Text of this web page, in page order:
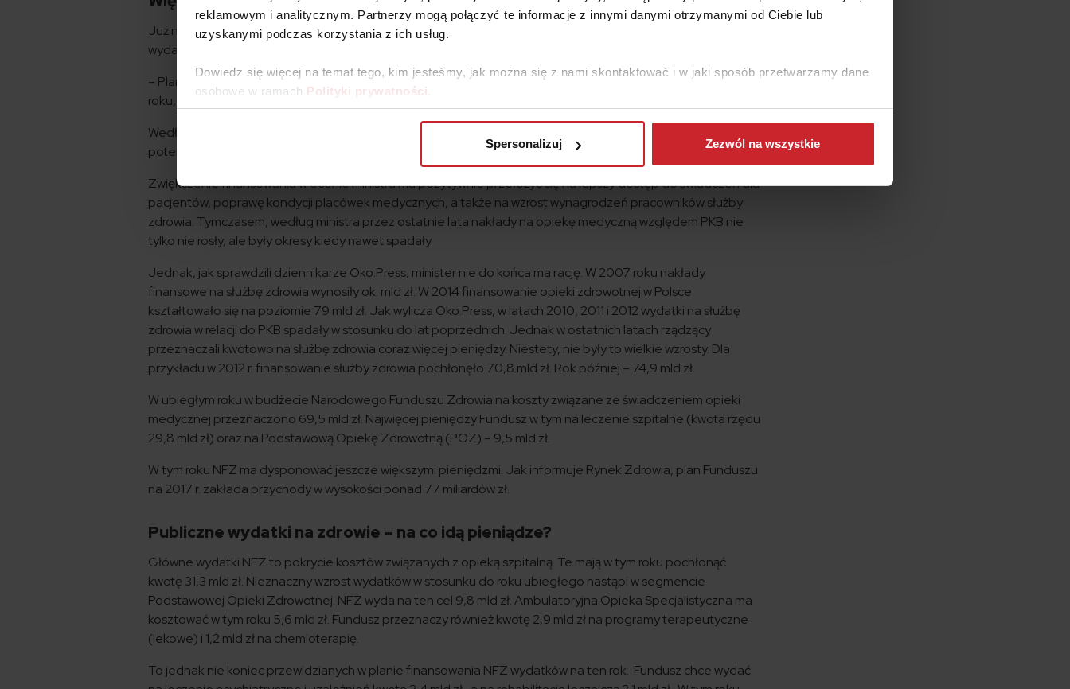
reklamowym i analitycznym. Partnerzy mogą połączyć te informacje z innymi danymi otrzymanymi od Ciebie lub
uzyskanymi podczas korzystania z ich usług.
Dowiedz się więcej na temat tego, kim jesteśmy, jak można się z nami skontaktować i w jaki sposób przetwarzamy dane
osobowe w ramach Polityki prywatności
Spersonalizuj Zezwól na wszystkie
Już na początku sierpnia 2016 r. minister zdrowia Konstanty Radziwiłł zapowiadał w rozmowie z PAP wzrost
wydatków na służbę zdrowia.
– Planujemy systematyczny wzrost nakładów na ochronę zdrowia, jako odsetek PKB od 2018 roku do 2025
roku, to jest coś zupełnie unikalnego – mówił wówczas.
Według obietnic Radziwiłła, wydatki na służbę zdrowia w 2018 roku jako odsetek mają wynosić 4,58 proc. PKB,
potem wzrastać do 6 proc. w 2025 roku.
Zwiększenie finansowania w ocenie ministra ma pozytywnie przełożyć się na lepszy dostęp do świadczeń dla
pacjentów, poprawę kondycji placówek medycznych, a także na wzrost wynagrodzeń pracowników służby
zdrowia. Tymczasem, według ministra przez ostatnie lata nakłady na opiekę medyczną względem PKB nie
tylko nie rosły, ale były okresy kiedy nawet spadały.
Jednak, jak sprawdzili dziennikarze Oko.Press, minister nie do końca ma rację. W 2007 roku nakłady
finansowe na służbę zdrowia wynosiły ok. mld zł. W 2014 finansowanie opieki zdrowotnej w Polsce
kształtowało się na poziomie 79 mld zł. Jak wylicza Oko.Press, w latach 2010, 2011 i 2012 wydatki na służbę
zdrowia w relacji do PKB spadały w stosunku do lat poprzednich. Jednak w ostatnich latach rządzący
przeznaczali kwotowo na służbę zdrowia coraz więcej pieniędzy. Niestety, nie były to wielkie wzrosty. Dla
przykładu w 2012 r. finansowanie służby zdrowia pochłonęło 70,8 mld zł. Rok później – 74,9 mld zł.
W ubiegłym roku w budżecie Narodowego Funduszu Zdrowia na koszty związane ze świadczeniem opieki
medycznej przeznaczono 69,5 mld zł. Najwięcej pieniędzy Fundusz w tym na leczenie szpitalne (kwota rzędu
29,8 mld zł) oraz na Podstawową Opiekę Zdrowotną (POZ) – 9,5 mld zł.
W tym roku NFZ ma dysponować jeszcze większymi pieniędzmi. Jak informuje Rynek Zdrowia, plan Funduszu
na 2017 r. zakłada przychody w wysokości ponad 77 miliardów zł.
Publiczne wydatki na zdrowie – na co idą pieniądze?
Główne wydatki NFZ to pokrycie kosztów związanych z opieką szpitalną. Te mają w tym roku pochłonąć
kwotę 31,3 mld zł. Nieznaczny wzrost wydatków w stosunku do roku ubiegłego nastąpi w segmencie
Podstawowej Opieki Zdrowotnej. NFZ wyda na ten cel 9,8 mld zł. Ambulatoryjna Opieka Specjalistyczna ma
kosztować w tym roku 5,6 mld zł. Fundusz przeznaczy również kwotę 2,9 mld zł na programy terapeutyczne
(lekowe) i 1,2 mld zł na chemioterapię.
To jednak nie koniec przewidzianych w planie finansowania NFZ wydatków na ten rok. Fundusz chce wydać